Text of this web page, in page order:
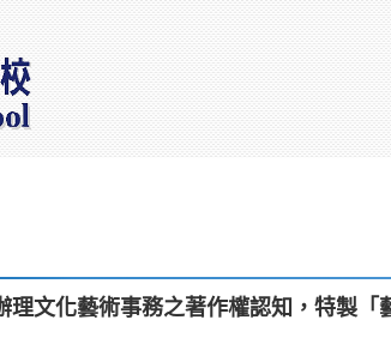
理文化藝術事務之著作權認知，特製